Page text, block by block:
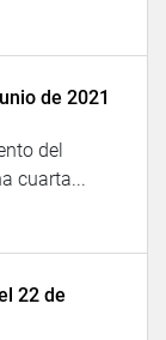
de 2021
del
cuarta...
22 de